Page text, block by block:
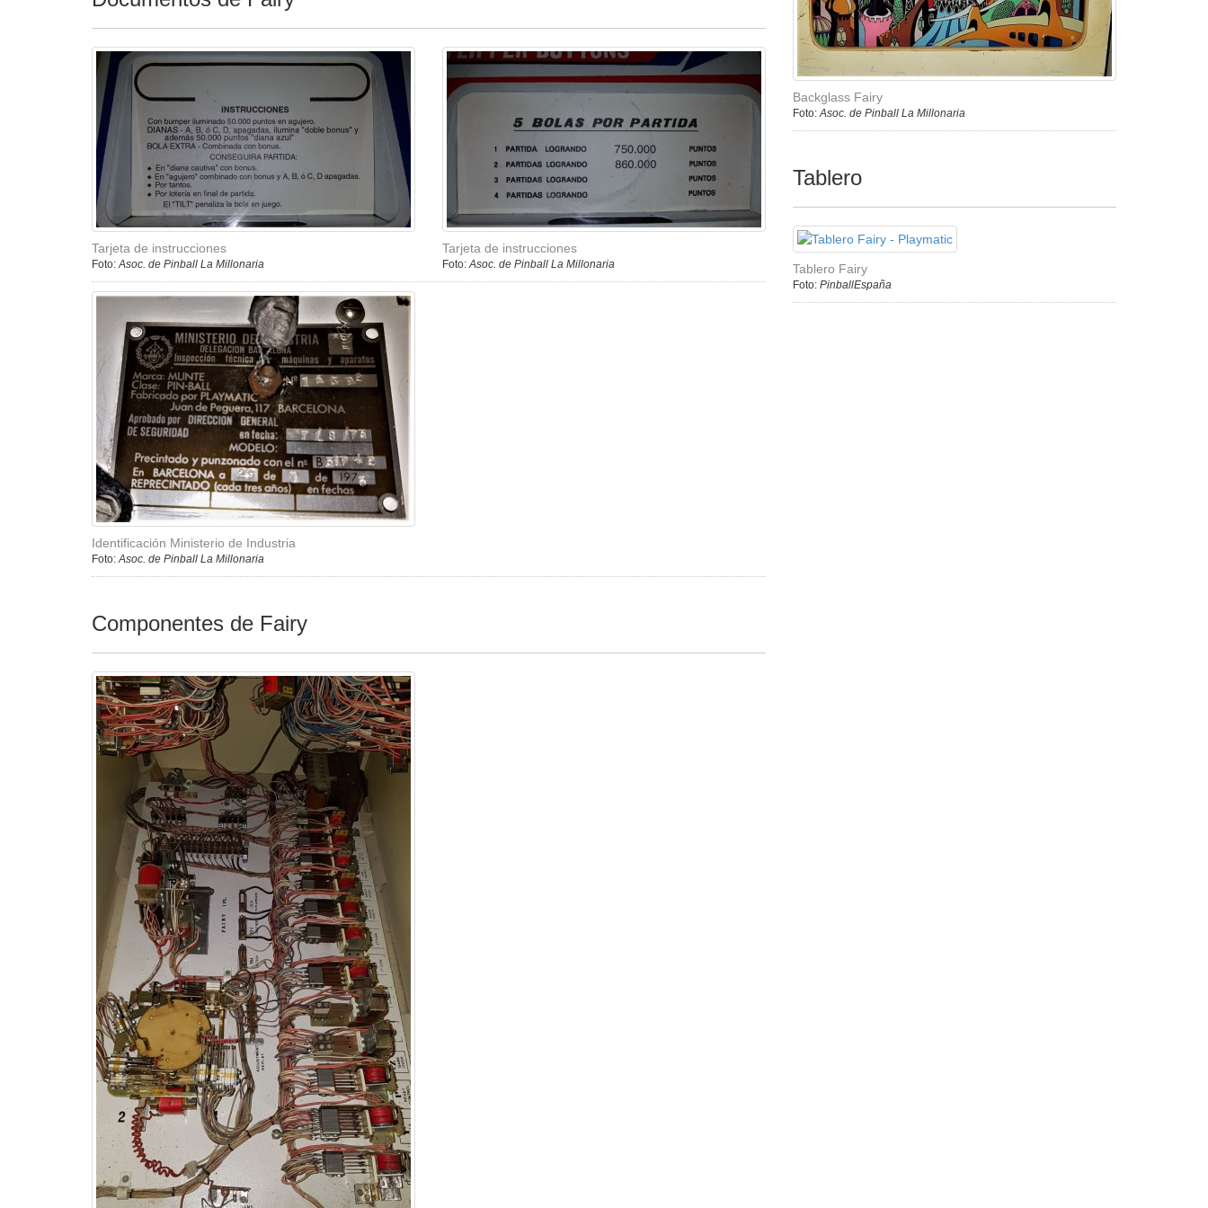
Tarjeta de instrucciones
Foto:Asoc. de Pinball La Millonaria
Tarjeta de instrucciones
Foto:Asoc. de Pinball La Millonaria
Identificación Ministerio de Industria
Foto:Asoc. de Pinball La Millonaria
Componentes de Fairy
Backglass Fairy
Foto:Asoc. de Pinball La Millonaria
Tablero
Tablero Fairy
Foto: PinballEspaña